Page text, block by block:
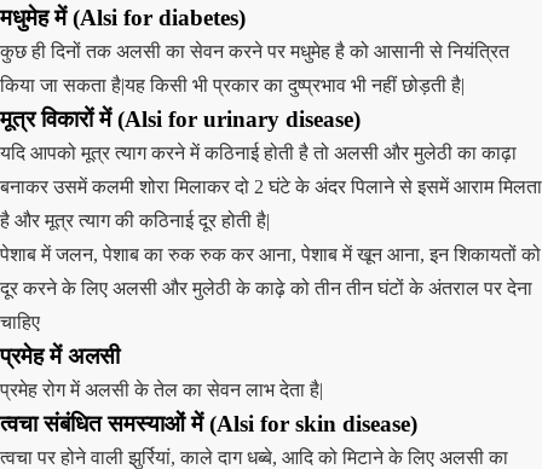
मधुमेह में (Alsi for diabetes)
कुछ ही दिनों तक अलसी का सेवन करने पर मधुमेह है को आसानी से नियंत्रित
किया जा सकता है|यह किसी भी प्रकार का दुष्प्रभाव भी नहीं छोड़ती है|
मूत्र विकारों में (Alsi for urinary disease)
यदि आपको मूत्र त्याग करने में कठिनाई होती है तो अलसी और मुलेठी का काढ़ा
बनाकर उसमें कलमी शोरा मिलाकर दो 2 घंटे के अंदर पिलाने से इसमें आराम मिलता
है और मूत्र त्याग की कठिनाई दूर होती है|
पेशाब में जलन, पेशाब का रुक रुक कर आना, पेशाब में खून आना, इन शिकायतों को
दूर करने के लिए अलसी और मुलेठी के काढ़े को तीन तीन घंटों के अंतराल पर देना
चाहिए
प्रमेह में अलसी
प्रमेह रोग में अलसी के तेल का सेवन लाभ देता है|
त्वचा संबंधित समस्याओं में (Alsi for skin disease)
त्वचा पर होने वाली झुर्रियां, काले दाग धब्बे, आदि को मिटाने के लिए अलसी का